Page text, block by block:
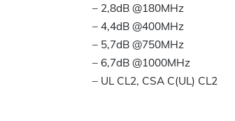
– 2,8dB @180MHz
– 4,4dB @400MHz
– 5,7dB @750MHz
– 6,7dB @1000MHz
– UL CL2, CSA C(UL) CL2